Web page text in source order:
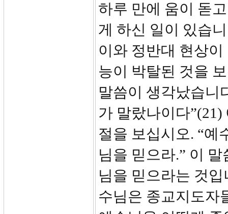
하루 만에 움이 돋
게 하신 일이 있습
이와 정반대 현상
능이 박탈된 것을
말씀이 생각났습니
가 말랐나이다
절을 보십시오. “예
님을 믿으라.” 이
님을 믿으라는 것
수님은 종교지도자